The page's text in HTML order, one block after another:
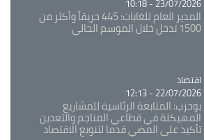
23/07/2026 - 10:18
المدير العام للغابات: 445 حريقاً وأكثر من
1500 تدخل خلال الموسم الحالي
Catégorie
اقتصاد
22/07/2026 - 12:13
بوحرب: المتابعة الرئاسية للمشاريع
المهيكلة في قطاعي المناجم والتعدين
تأكيد على المضي قدما لتنويع الاقتصاد